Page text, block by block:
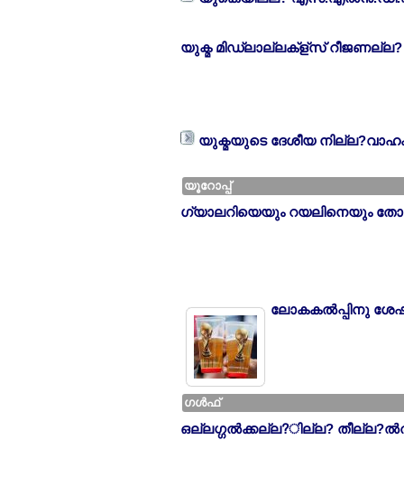
യുക്മ മിഡ്ലാല്ലക്ള്സ് റീജണല്ല?
യുക്മയുടെ ദേശീയ
യൂറോപ്പ്
ഗ്യാലറിയെയും റയലിനെയും
ലോകകല്‍പ്പിനു
ഗള്‍ഫ്
ഒല്ലഗ്ഗല്‍ക്കല്ല?ില്ല?